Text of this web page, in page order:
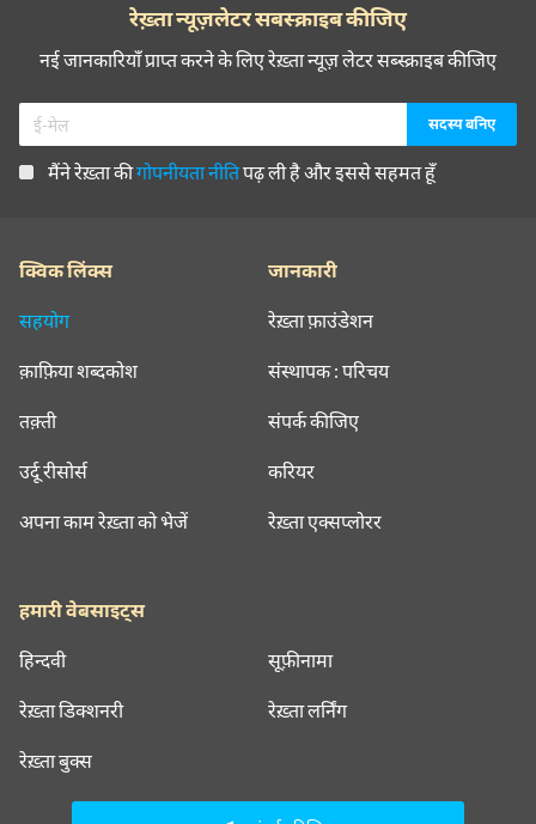
रेख़्ता न्यूज़लेटर सबस्क्राइब कीजिए
नई जानकारियाँ प्राप्त करने के लिए रेख़्ता न्यूज़ लेटर सब्स्क्राइब कीजिए
मैंने रेख़्ता कीगोपनीयता नीतिपढ़ ली है और इससे सहमत हूँ
क्विक लिंक्स
सहयोग
क़ाफ़िया शब्दकोश
तक़्ती
उर्दू रीसोर्स
अपना काम रेख़्ता को भेजें
जानकारी
रेख़्ता फ़ाउंडेशन
संस्थापक : परिचय
संपर्क कीजिए
करियर
रेख़्ता एक्सप्लोरर
हमारी वेबसाइट्स
हिन्दवी सूफ़ीनामा
रेख़्ता डिक्शनरी रेख़्ता लर्निंग
रेख़्ता बुक्स